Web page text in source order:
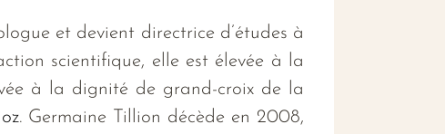
et devient directrice d’études à
scientifique, elle est élevée à la
à la dignité de grand-croix de la
. Germaine Tillion décède en 2008,